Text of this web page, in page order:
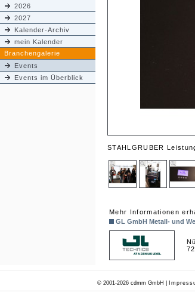
2026
2027
Kalender-Archiv
mein Kalender
Branchengalerie
Events
Events im Überblick
STAHLGRUBER
Mehr Informationen
GL GmbH Metall- und
© 2001-2026 cdmm GmbH |